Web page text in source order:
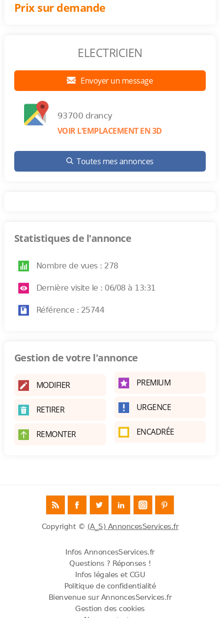
Prix sur demande
ELECTRICIEN
Envoyer un message
93700 drancy
VOIR L’EMPLACEMENT EN 3D
Toutes mes annonces
Statistiques de l'annonce
Nombre de vues : 278
Dernière visite le : 06/08 à 13:31
Référence : 25744
Gestion de votre l'annonce
MODIFIER
RETIRER
REMONTER
PREMIUM
URGENCE
ENCADRÉE
Copyright © (A_S) AnnoncesServices.fr
Infos AnnoncesServices.fr
Questions ? Réponses !
Infos légales et CGU
Politique de confidentialité
Bienvenue sur AnnoncesServices.fr
Gestion des cookies